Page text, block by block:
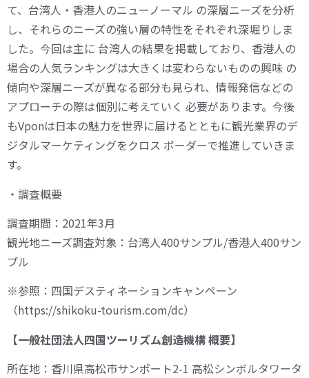
て、台湾人・香港人のニューノーマル の深層ニーズを分析
し、それらのニーズの強い層の特性をそれぞれ深堀りしま
した。今回は主に 台湾人の結果を掲載しており、香港人の
場合の人気ランキングは大きくは変わらないものの興味 の
傾向や深層ニーズが異なる部分も見られ、情報発信などの
アプローチの際は個別に考えていく 必要があります。今後
もVponは日本の魅力を世界に届けるとともに観光業界のデ
ジタルマーケティングをクロス ボーダーで推進していきま
す。
・調査概要
調査期間：2021年3月
観光地ニーズ調査対象：台湾人400サンプル/香港人400サン
プル
※参照：四国デスティネーションキャンペーン
（https://shikoku-tourism.com/dc）
【一般社団法人四国ツーリズム創造機構 概要】
所在地：香川県高松市サンポート2-1 高松シンボルタワータ